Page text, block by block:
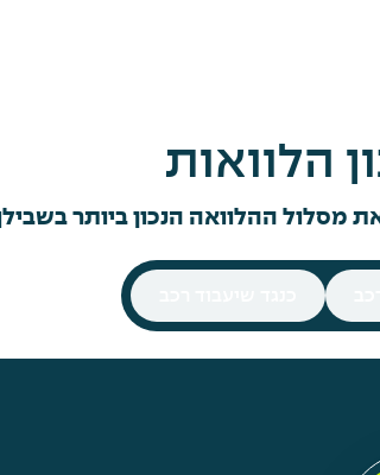
הלוואות
מסלול ההלוואה הנכון ביותר